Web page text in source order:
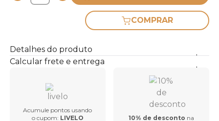
COMPRAR
Detalhes do produto
Calcular frete e entrega
Acumule pontos usando
o cupom: LIVELO 10% de desconto na